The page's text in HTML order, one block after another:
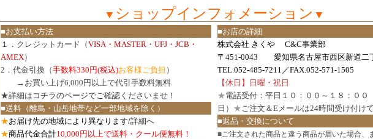
▼ ショップインフォメーション ▼
■お支払い方法
１．クレジットカード（VISA・MASTER・UFJ・JCB・
AMEX）
2．代金引換（手数料330円(税込)お客様ご負担 ）
→お買い上げ6,000円以上で代引手数料無料
★詳細は コチラのページでご確認 くださいませ！
■送料（離島・山岳地帯など一部地域を除く）
★お届け先の地域により異なります/詳細へ
★商品代金合計10,000円以上で送料・クール便無料！
■お店の詳細
株式会社 きくや C&C事業部
〒451-0043 愛知県名古屋市西区新道二
TEL.052-485-7211／FAX.052-571-1505
【休日】日曜・祝日
★電話受付：平日１０：００～１８：００
日） ★ご注文＆Eメールは24時間受け付け
■返品・交換について
■ご注文された商品と違う商品が届いた場合、